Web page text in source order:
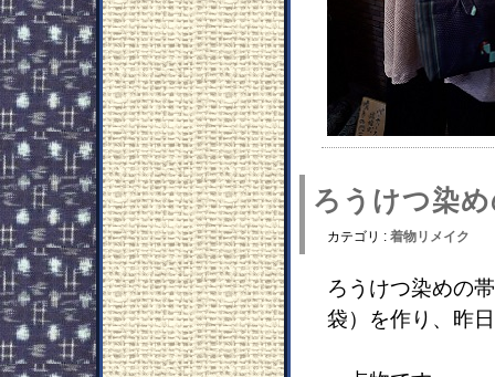
ろうけつ染
カテゴリ : 着物リメイク
ろうけつ染めの
袋）を作り、昨